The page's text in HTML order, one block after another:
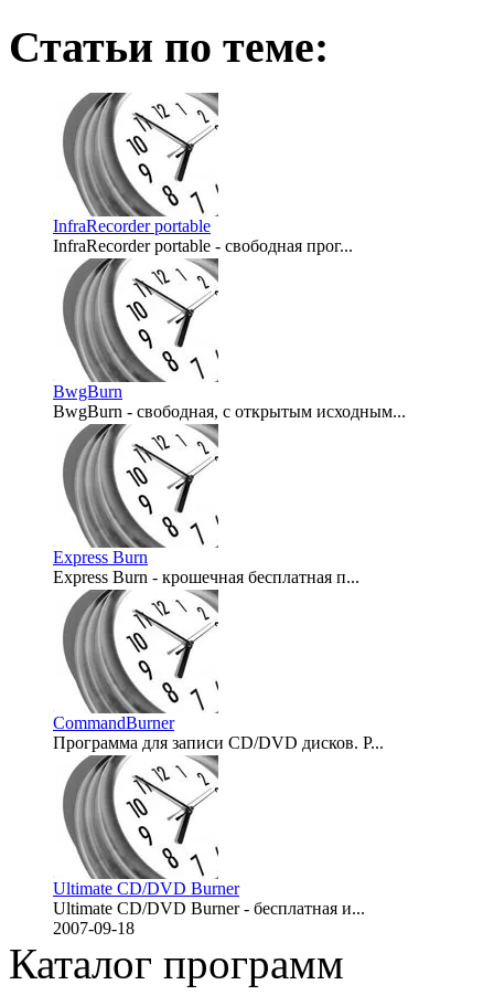
Статьи по теме:
InfraRecorder portable
InfraRecorder portable - свободная прог...
2009-02-24
BwgBurn
BwgBurn - свободная, с открытым исходным...
2008-03-11
Express Burn
Express Burn - крошечная бесплатная п...
2007-10-10
CommandBurner
Программа для записи CD/DVD дисков. Р...
2007-09-18
Ultimate CD/DVD Burner
Ultimate CD/DVD Burner - бесплатная и...
2007-09-18
Каталог программ